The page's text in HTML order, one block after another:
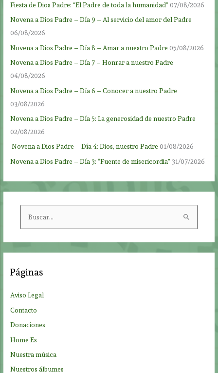
Fiesta de Dios Padre: “El Padre de toda la humanidad” 07/08/2026
Novena a Dios Padre – Día 9 – Al servicio del amor del Padre
06/08/2026
Novena a Dios Padre – Día 8 – Amar a nuestro Padre 05/08/2026
Novena a Dios Padre – Día 7 – Honrar a nuestro Padre
04/08/2026
Novena a Dios Padre – Día 6 – Conocer a nuestro Padre
03/08/2026
Novena a Dios Padre – Día 5: La generosidad de nuestro Padre
02/08/2026
Novena a Dios Padre – Día 4: Dios, nuestro Padre 01/08/2026
Novena a Dios Padre – Día 3: “Fuente de misericordia” 31/07/2026
r
:
Páginas
Aviso Legal
Contacto
Donaciones
Home Es
Nuestra música
Nuestros álbumes